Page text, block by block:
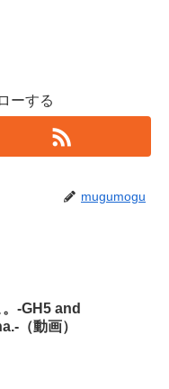
ーする
mugumogu
-GH5 and
（動画）